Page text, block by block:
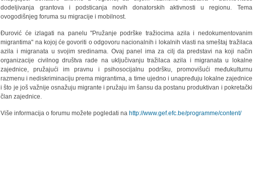
dodeljivanja grantova i podsticanja novih donatorskih aktivnosti u regionu. Tema
ovogodišnjeg foruma su migracije i mobilnost.
Đurović će izlagati na panelu "Pružanje podrške tražiocima azila i nedokumentovanim
migrantima" na kojoj će govoriti o odgovoru nacionalnih i lokalnih vlasti na smeštaj tražilaca
azila i migranata u svojim sredinama. Ovaj panel ima za cilj da predstavi na koji način
organizacije civilnog društva rade na uključivanju tražilaca azila i migranata u lokalne
zajednice, pružajući im pravnu i psihosocijalnu podršku, promovišući međukulturnu
razmenu i nediskriminaciju prema migrantima, a time ujedno i unapređuju lokalne zajednice
i što je još važnije osnažuju migrante i pružaju im šansu da postanu produktivan i pokretački
član zajednice.
Više informacija o forumu možete pogledati na http://www.gef.efc.be/programme/content/